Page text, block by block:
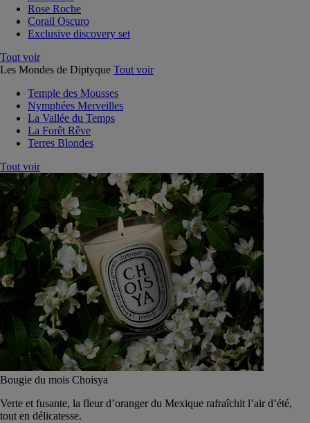
Rose Roche
Corail Oscuro
Exclusive discovery set
Tout voir
Les Mondes de Diptyque Tout voir
Temple des Mousses
Nymphées Merveilles
La Vallée du Temps
La Forêt Rêve
Terres Blondes
Tout voir
Bougie du mois Choisya
Verte et fusante, la fleur d’oranger du Mexique rafraîchit l’air d’été,
tout en délicatesse.